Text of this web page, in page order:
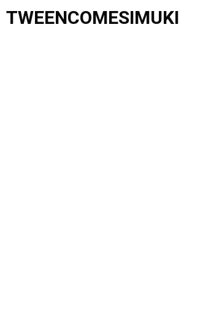
Saltar
TWEENCOMESIMUKI